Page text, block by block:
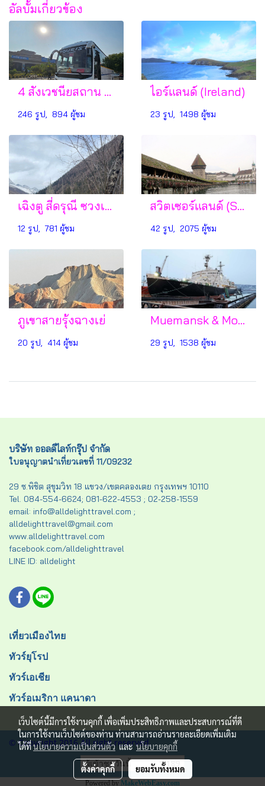
อัลบั้มเกี่ยวข้อง
4 สังเวชนียสถาน อินเดีย – เนปาล
246 รูป, 894 ผู้ชม
ไอร์แลนด์ (Ireland)
23 รูป, 1498 ผู้ชม
เฉิงตู สี่ดรุณี ซวงเฉียวโกว ปี้ผิงโกว ต๋ากู๋ปิงชวน
12 รูป, 781 ผู้ชม
สวิตเซอร์แลนด์ (Switzerland)
42 รูป, 2075 ผู้ชม
ภูเขาสายรุ้งฉางเย่
20 รูป, 414 ผู้ชม
Muemansk & Moscow (Russia)
29 รูป, 1538 ผู้ชม
บริษัท ออลดีไลท์กรุ๊ป จำกัด
ใบอนุญาตนำเที่ยวเลขที่ 11/09232
29 ซ.พิชิต สุขุมวิท 18 แขวง/เขตคลองเตย กรุงเทพฯ 10110
Tel. 084-554-6624; 081-622-4553 ; 02-258-1559
email: info@alldelighttravel.com ;
alldelighttravel@gmail.com
www.alldelighttravel.com
facebook.com/alldelighttravel
LINE ID: alldelight
เที่ยวเมืองไทย
ทัวร์ยุโรป
ทัวร์เอเชีย
ทัวร์อเมริกา แคนาดา
© Copyright 2016 All right reserved.
ผู้เข้าชมวันนี้
1,189
Powered by MakeWebEasy.com
เว็บไซต์นี้มีการใช้งานคุกกี้ เพื่อเพิ่มประสิทธิภาพและประสบการณ์ที่ดี
ในการใช้งานเว็บไซต์ของท่าน ท่านสามารถอ่านรายละเอียดเพิ่มเติม
ได้ที่นโยบายความเป็นส่วนตัวและนโยบายคุกกี้
ตั้งค่าคุกกี้ ยอมรับทั้งหมด